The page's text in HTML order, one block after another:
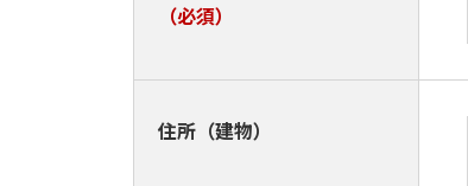
（必須）
住所（建物）